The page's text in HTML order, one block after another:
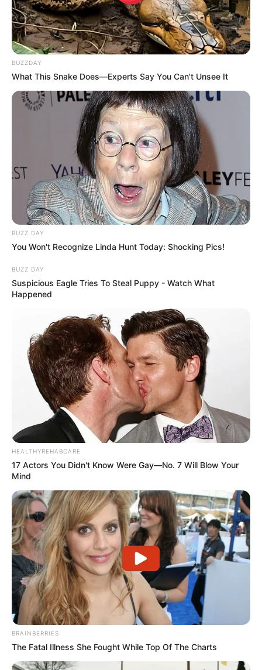
BUZZDAY
What This Snake Does—Experts Say You Can't Unsee It
BUZZ DAY
You Won't Recognize Linda Hunt Today: Shocking Pics!
BUZZ DAY
Suspicious Eagle Tries To Steal Puppy - Watch What
Happened
HEALTHYREHABCARE
17 Actors You Didn't Know Were Gay—No. 7 Will Blow Your
Mind
BRAINBERRIES
The Fatal Illness She Fought While Top Of The Charts